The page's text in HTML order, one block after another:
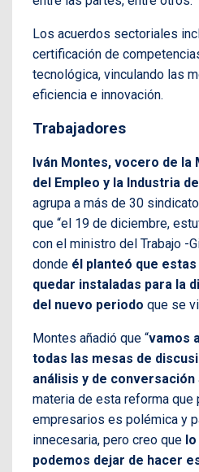
Los acuerdos sectoriales
certificación de
tecnológica, vinculando las
eficiencia e innovación.
Trabajadores
Iván Montes, vocero de la
del Empleo y la Industria
agrupa a más de 30
que “el 19 de diciembre,
con el ministro del Trabajo -
donde él planteó que
quedar instaladas para la
del nuevo periodo que se
Montes añadió que “vamos
todas las mesas de
análisis y de conversación
materia de esta reforma que
empresarios es polémica y
innecesaria, pero creo que
podemos dejar de hacer